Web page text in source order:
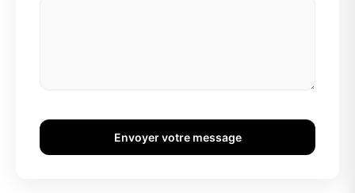
Envoyer votre message